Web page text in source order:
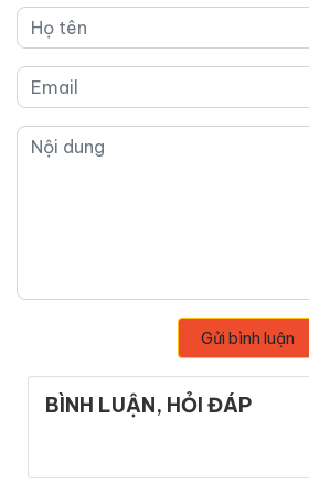
Gửi bình luận
BÌNH LUẬN, HỎI ĐÁP